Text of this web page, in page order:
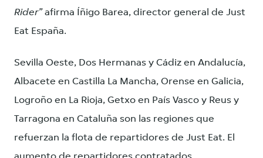
Rider”afirma Íñigo Barea, director general de Just
Eat España.
Sevilla Oeste, Dos Hermanas y Cádiz en Andalucía,
Albacete en Castilla La Mancha, Orense en Galicia,
Logroño en La Rioja, Getxo en País Vasco y Reus y
Tarragona en Cataluña son las regiones que
refuerzan la flota de repartidores de Just Eat. El